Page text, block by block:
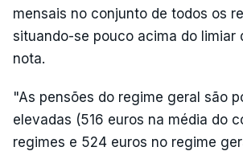
mensais no conjunto de todos os
situando-se pouco acima do limiar
nota.
"As pensões do regime geral são
elevadas (516 euros na média do
regimes e 524 euros no regime